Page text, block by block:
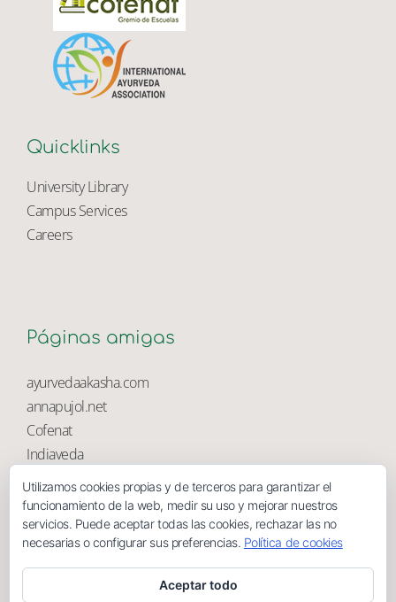
Quicklinks
University Library
Páginas amigas
ayurvedaakasha.com
annapujol.net
Indiaveda
Magnolia
Utilizamos cookies propias y de terceros para garantizar el
funcionamiento de la web, medir su uso y mejorar nuestros
servicios. Puede aceptar todas las cookies, rechazar las no
necesarias o configurar sus preferencias. Política de cookies
Aceptar todo